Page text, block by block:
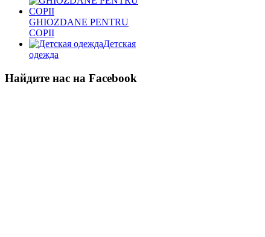
GHIOZDANE PENTRU
COPII
Детская
одежда
Найдите нас на Facebook